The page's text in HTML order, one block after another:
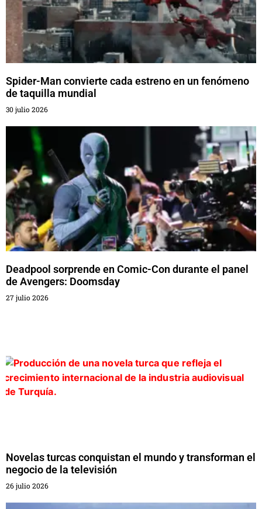
Spider-Man convierte cada estreno en un fenómeno
de taquilla mundial
30 julio 2026
Deadpool sorprende en Comic-Con durante el panel
de Avengers: Doomsday
27 julio 2026
Novelas turcas conquistan el mundo y transforman el
negocio de la televisión
26 julio 2026